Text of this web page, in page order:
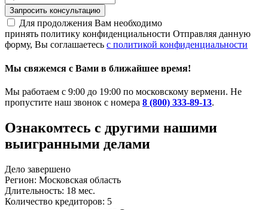
Запросить консультацию
Для продолжения Вам необходимо
принять политику конфиденциальности Отправляя данную
форму, Вы соглашаетесь с политикой конфиденциальности
Мы свяжемся с Вами в ближайшее время!
Мы работаем с 9:00 до 19:00 по московскому вермени. Не
пропустите наш звонок с номера 8 (800) 333-89-13.
Ознакомтесь c другими нашими
выигранными делами
Дело завершено
Регион: Московская область
Длительность: 18 мес.
Количество кредиторов: 5